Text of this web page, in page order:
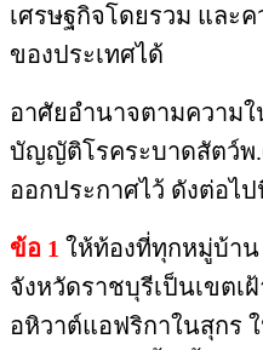
เศรษฐกิจโดยรวม และ
ของประเทศได้
อาศัยอำนาจตามความ
บัญญัติโรคระบาดสัตว์พ.
ออกประกาศไว้ ดังต่อไ
ข้อ 1 ให้ท้องที่ทุกหมู่บ้าน
จังหวัดราชบุรีเป็นเขตเ
อหิวาต์แอฟริกาในสุกร